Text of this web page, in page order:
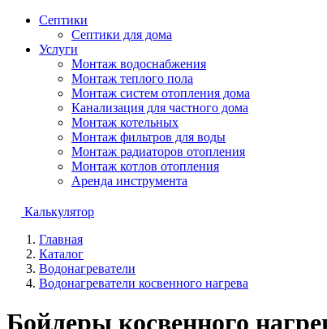
Септики
Септики для дома
Услуги
Монтаж водоснабжения
Монтаж теплого пола
Монтаж систем отопления дома
Канализация для частного дома
Монтаж котельных
Монтаж фильтров для воды
Монтаж радиаторов отопления
Монтаж котлов отопления
Аренда инструмента
Калькулятор
Главная
Каталог
Водонагреватели
Водонагреватели косвенного нагрева
Бойлеры косвенного